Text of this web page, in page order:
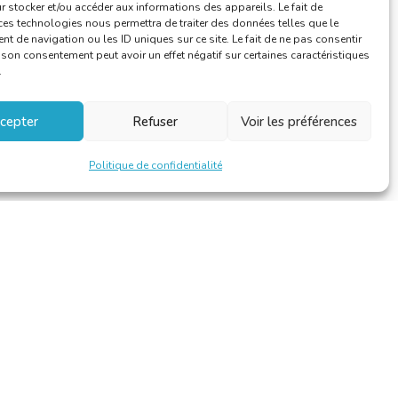
stocker et/ou accéder aux informations des appareils. Le fait de
technologies nous permettra de traiter des données telles que le
de navigation ou les ID uniques sur ce site. Le fait de ne pas consentir
consentement peut avoir un effet négatif sur certaines caractéristiques
Refuser Voir les préférences
Politique de confidentialité
Vie de la CBTI